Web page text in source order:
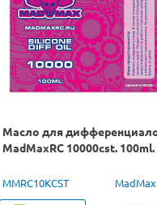
Масло для
MadMaxRC 10000cst. 100ml.
MMRC10KCST